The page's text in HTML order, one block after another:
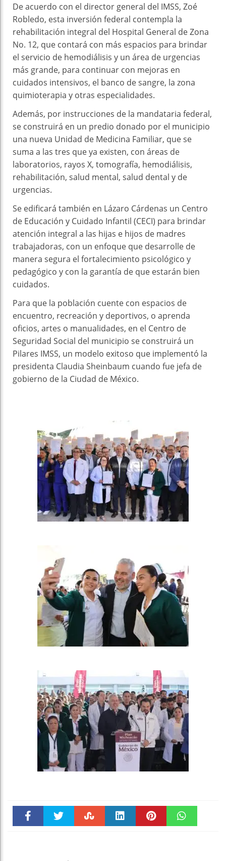
De acuerdo con el director general del IMSS, Zoé
Robledo, esta inversión federal contempla la
rehabilitación integral del Hospital General de Zona
No. 12, que contará con más espacios para brindar
el servicio de hemodiálisis y un área de urgencias
más grande, para continuar con mejoras en
cuidados intensivos, el banco de sangre, la zona
quimioterapia y otras especialidades.
Además, por instrucciones de la mandataria federal,
se construirá en un predio donado por el municipio
una nueva Unidad de Medicina Familiar, que se
suma a las tres que ya existen, con áreas de
laboratorios, rayos X, tomografía, hemodiálisis,
rehabilitación, salud mental, salud dental y de
urgencias.
Se edificará también en Lázaro Cárdenas un Centro
de Educación y Cuidado Infantil (CECI) para brindar
atención integral a las hijas e hijos de madres
trabajadoras, con un enfoque que desarrolle de
manera segura el fortalecimiento psicológico y
pedagógico y con la garantía de que estarán bien
cuidados.
Para que la población cuente con espacios de
encuentro, recreación y deportivos, o aprenda
oficios, artes o manualidades, en el Centro de
Seguridad Social del municipio se construirá un
Pilares IMSS, un modelo exitoso que implementó la
presidenta Claudia Sheinbaum cuando fue jefa de
gobierno de la Ciudad de México.